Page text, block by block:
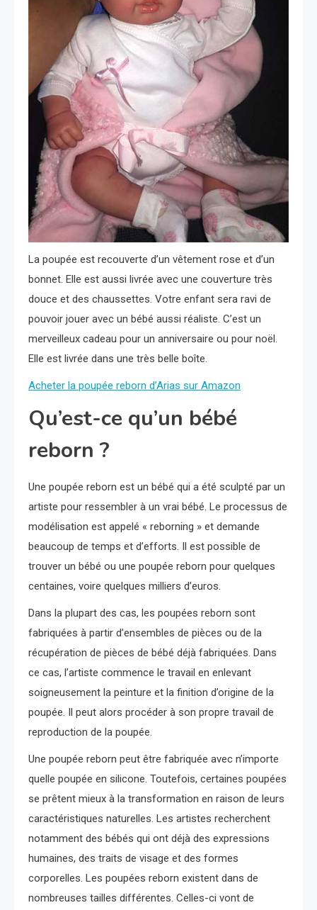
La poupée est recouverte d’un vêtement rose et d’un
bonnet. Elle est aussi livrée avec une couverture très
douce et des chaussettes. Votre enfant sera ravi de
pouvoir jouer avec un bébé aussi réaliste. C’est un
merveilleux cadeau pour un anniversaire ou pour noël.
Elle est livrée dans une très belle boîte.
Acheter la poupée reborn d’Arias sur Amazon
Qu’est-ce qu’un bébé
reborn ?
Une poupée reborn est un bébé qui a été sculpté par un
artiste pour ressembler à un vrai bébé. Le processus de
modélisation est appelé « reborning » et demande
beaucoup de temps et d’efforts. Il est possible de
trouver un bébé ou une poupée reborn pour quelques
centaines, voire quelques milliers d’euros.
Dans la plupart des cas, les poupées reborn sont
fabriquées à partir d’ensembles de pièces ou de la
récupération de pièces de bébé déjà fabriquées. Dans
ce cas, l’artiste commence le travail en enlevant
soigneusement la peinture et la finition d’origine de la
poupée. Il peut alors procéder à son propre travail de
reproduction de la poupée.
Une poupée reborn peut être fabriquée avec n’importe
quelle poupée en silicone. Toutefois, certaines poupées
se prêtent mieux à la transformation en raison de leurs
caractéristiques naturelles. Les artistes recherchent
notamment des bébés qui ont déjà des expressions
humaines, des traits de visage et des formes
corporelles. Les poupées reborn existent dans de
nombreuses tailles différentes. Celles-ci vont de